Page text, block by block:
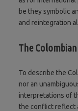
be they symbolic
and reintegration
The
To describe the
nor an
interpretations of
the conflict reflect